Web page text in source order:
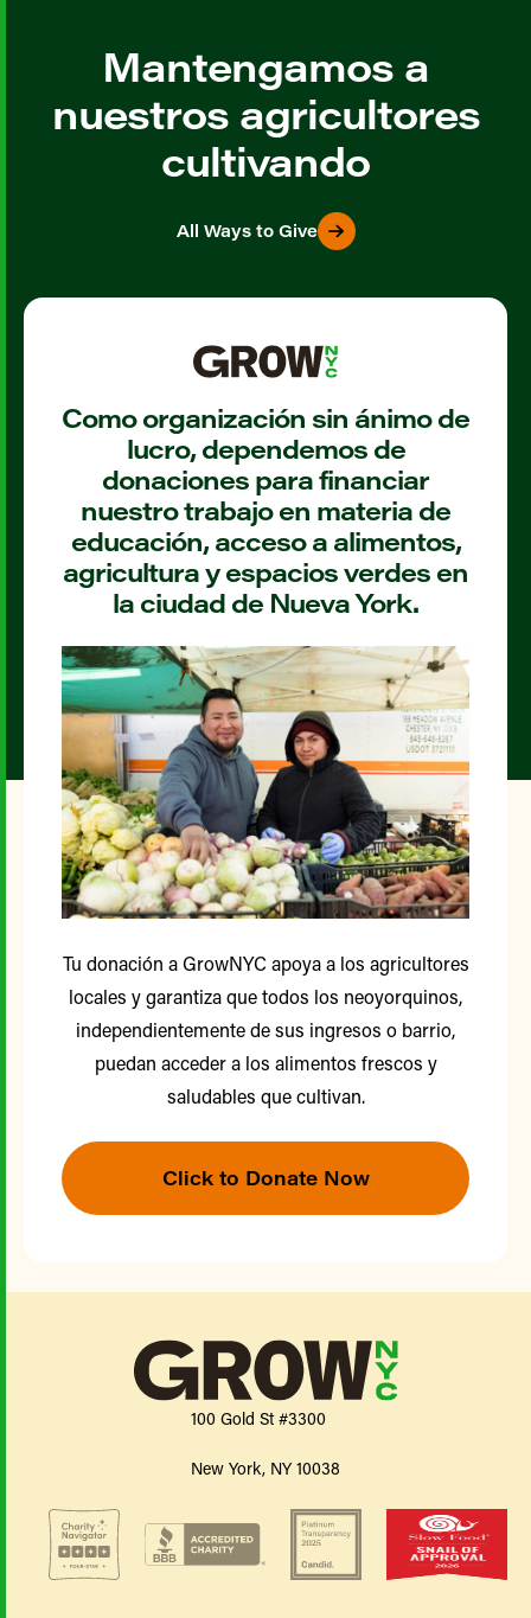
Mantengamos a
nuestros agricultores
cultivando
All Ways to Give
Como organización sin ánimo de
lucro, dependemos de
donaciones para financiar
nuestro trabajo en materia de
educación, acceso a alimentos,
agricultura y espacios verdes en
la ciudad de Nueva York.
Tu donación a GrowNYC apoya a los agricultores
locales y garantiza que todos los neoyorquinos,
independientemente de sus ingresos o barrio,
puedan acceder a los alimentos frescos y
saludables que cultivan.
Click to Donate Now
100 Gold St #3300
New York, NY 10038